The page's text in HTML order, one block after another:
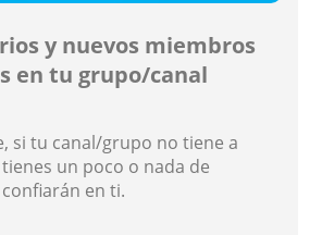
y nuevos miembros
en tu grupo/canal
si tu canal/grupo no tiene a
un poco o nada de
en ti.